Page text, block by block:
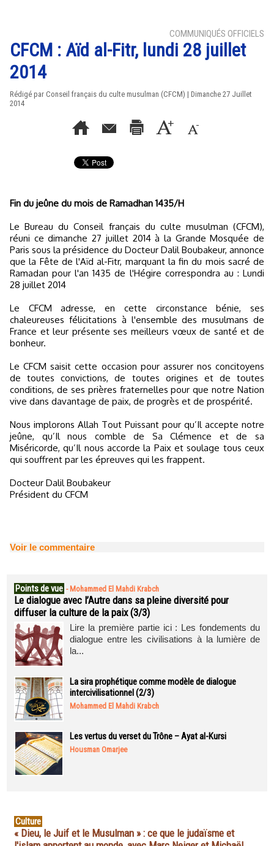
COMMUNIQUÉS OFFICIELS
CFCM : Aïd al-Fitr, lundi 28 juillet
2014
Rédigé par Conseil français du culte musulman (CFCM) | Dimanche 27 Juillet
2014
Fin du jeûne du mois de Ramadhan 1435/H
Le Bureau du Conseil français du culte musulman (CFCM),
réuni ce dimanche 27 juillet 2014 à la Grande Mosquée de
Paris sous la présidence du Docteur Dalil Boubakeur, annonce
que la Fête de l'Aïd al-Fitr, marquant la fin du mois sacré de
Ramadan pour l'an 1435 de l'Hégire correspondra au : Lundi
28 juillet 2014
Le CFCM adresse, en cette circonstance bénie, ses
chaleureuses félicitations à l'ensemble des musulmans de
France et leur présente ses meilleurs vœux de santé et de
bonheur.
Le CFCM saisit cette occasion pour assurer nos concitoyens
de toutes convictions, de toutes origines et de toutes
conditions, de ses prières fraternelles pour que notre Nation
vive dans davantage de paix, de progrès et de prospérité.
Nous implorons Allah Tout Puissant pour qu’Il accepte notre
jeûne, qu’Il nous comble de Sa Clémence et de sa
Miséricorde, qu’Il nous accorde la Paix et soulage tous ceux
qui souffrent par les épreuves qui les frappent.
Docteur Dalil Boubakeur
Président du CFCM
Voir le commentaire
Points de vue - Mohammed El Mahdi Krabch
Le dialogue avec l’Autre dans sa pleine diversité pour
diffuser la culture de la paix (3/3)
Lire la première partie ici : Les fondements du
dialogue entre les civilisations à la lumière de
la...
La sira prophétique comme modèle de dialogue
intercivilisationnel (2/3)
Mohammed El Mahdi Krabch
Les vertus du verset du Trône – Ayat al-Kursi
Housman Omarjee
Culture
« Dieu, le Juif et le Musulman » : ce que le judaïsme et